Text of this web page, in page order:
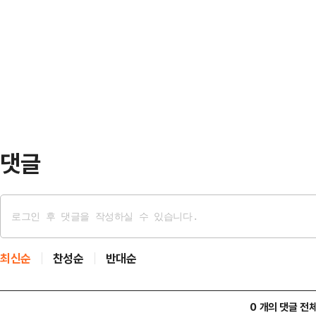
댓글
최신순 찬성순 반대순
0 개의 댓글 전